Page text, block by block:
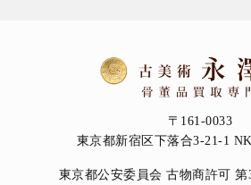
〒161-0033
東京都新宿区下落合3-21-1
東京都公安委員会 古物商許可 第